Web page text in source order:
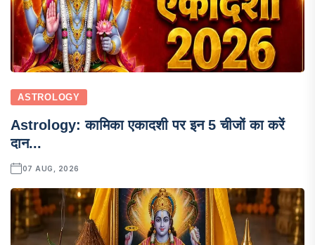
ASTROLOGY
Astrology: कामिका एकादशी पर इन 5 चीजों का करें
दान...
07 AUG, 2026